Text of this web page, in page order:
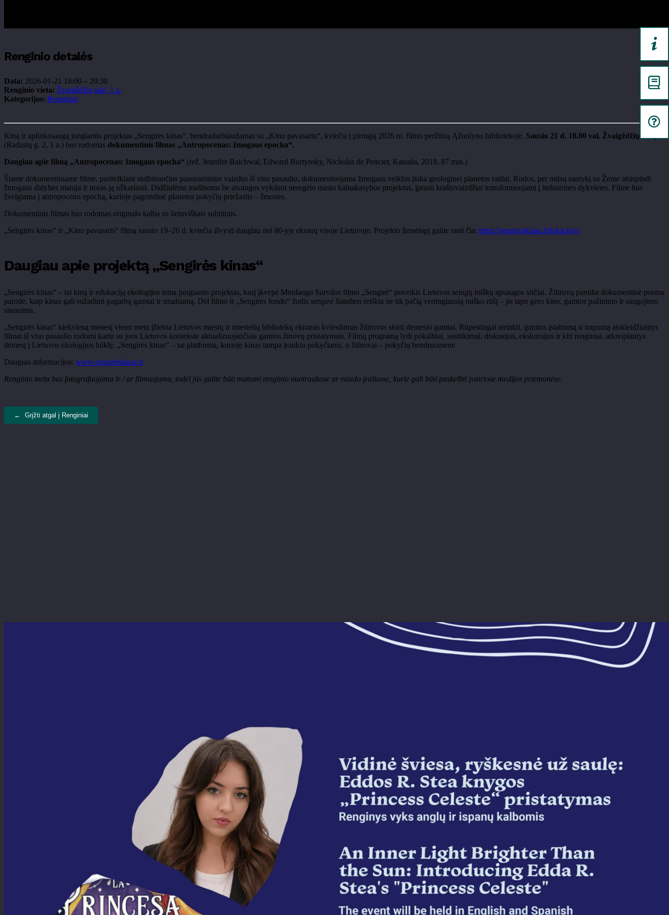
Renginio detalės
Data: 2026-01-21 18:00 – 20:30
Renginio vieta: Žvaigždžių salė, 1 a.
Kategorijos: Renginiai
Kiną ir aplinkosaugą jungiantis projektas „Sengirės kinas“, bendradarbiaudamas su „Kino pavasariu“, kviečia į pirmąją 2026 m. filmo peržiūrą Ąžuolyno bibliotekoje. Sausio 21 d. 18.00 val. Žvaigždžių salėje
(Radastų g. 2, 1 a.) bus rodomas dokumentinis filmas „Antropocenas: žmogaus epocha“.
Daugiau apie filmą „Antropocenas: žmogaus epocha“ (rež. Jennifer Baichwal, Edward Burtynsky, Nicholas de Pencier, Kanada, 2018, 87 min.)
Šiame dokumentiniame filme, pasitelkiant stulbinančius panoraminius vaizdus iš viso pasaulio, dokumentuojama žmogaus veiklos įtaka geologinei planetos raidai. Rodos, per mūsų santykį su Žeme atsispindi
žmogaus didybės manija ir noras ją užkariauti. Didžiulėms mašinoms be atvangos vykdant neregėto masto kalnakasybos projektus, įprasti kraštovaizdžiai transformuojami į industrines dykvietes. Filme bus
žvelgiama į antropoceno epochą, kurioje pagrindinė planetos pokyčių priežastis – žmonės.
Dokumentinis filmas bus rodomas originalo kalba su lietuviškais subtitrais.
„Sengirės kinas“ ir „Kino pavasaris“ filmą sausio 19–26 d. kviečia išvysti daugiau nei 80-yje ekranų visoje Lietuvoje. Projekto žemėlapį galite rasti čia: https://sengireskinas.lt/lokacijos/
Daugiau apie projektą „Sengirės kinas“
„Sengirės kinas“ – tai kiną ir edukaciją ekologijos tema jungiantis projektas, kurį įkvėpė Mindaugo Survilos filmo „Sengirė“ poveikis Lietuvos senųjų miškų apsaugos sričiai. Žiūrovų pamilta dokumentinė poema
parodė, kaip kinas gali sužadinti pagarbą gamtai ir smalsumą. Dėl filmo ir „Sengirės fondo“ žodis sengirė šiandien reiškia ne tik pačią vertingiausią miško rūšį – jis tapo gero kino, gamtos pažinimo ir saugojimo
sinonimu.
„Sengirės kinas“ kiekvieną mėnesį vienu metu įžiebia Lietuvos miestų ir miestelių bibliotekų ekranus kviesdamas žiūrovus skirti dėmesio gamtai. Rūpestingai atrinkti, gamtos įstabumą ir trapumą atskleidžiantys
filmai iš viso pasaulio rodomi kartu su juos Lietuvos kontekste aktualizuojančiais gamtos žinovų pristatymais. Filmų programą lydi pokalbiai, susitikimai, diskusijos, ekskursijos ir kiti renginiai, atkreipiantys
dėmesį į Lietuvos ekologijos būklę. „Sengirės kinas“ – tai platforma, kurioje kinas tampa įrankiu pokyčiams, o žiūrovai – pokyčių bendruomene.
Daugiau informacijos: www.sengireskinas.lt
Renginio metu bus fotografuojama ir / ar filmuojama, todėl jūs galite būti matomi renginio nuotraukose ar vaizdo įrašuose, kurie gali būti paskelbti įvairiose medijos priemonėse.
← Grįžti atgal į Renginiai